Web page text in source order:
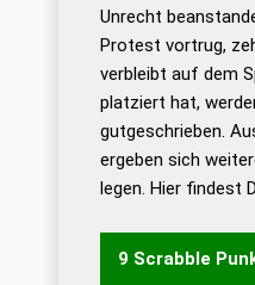
Unrecht
Protest vortrug,
verbleibt auf dem
platziert hat,
gutgeschrieben.
ergeben sich
legen. Hier findest
9 Scrabble